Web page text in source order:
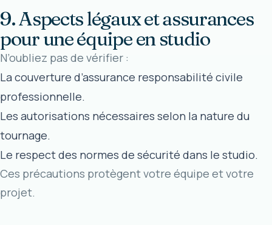
9. Aspects légaux et assurances
pour une équipe en studio
N’oubliez pas de vérifier :
La couverture d’assurance responsabilité civile
professionnelle.
Les autorisations nécessaires selon la nature du
tournage.
Le respect des normes de sécurité dans le studio.
Ces précautions protègent votre équipe et votre
projet.